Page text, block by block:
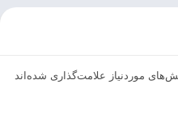
موردنیاز علامت‌گذاری شده‌اند